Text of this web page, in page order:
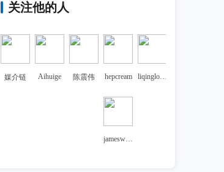
关注他的人
媒介链 Aihuige 陈震伟 hepcream liqinglong1023
jameswangchip